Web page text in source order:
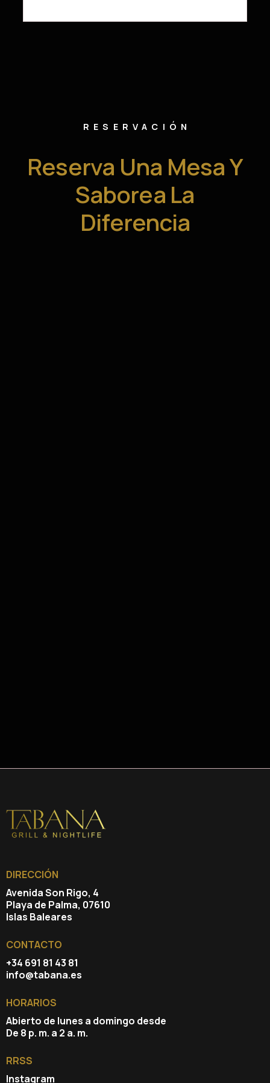
RESERVACIÓN
Reserva Una Mesa Y
Saborea La
Diferencia
DIRECCIÓN
Avenida Son Rigo, 4
Playa de Palma, 07610
Islas Baleares
CONTACTO
+34 691 81 43 81
info@tabana.es
HORARIOS
Abierto de lunes a domingo desde
De 8 p. m. a 2 a. m.
RRSS
Instagram